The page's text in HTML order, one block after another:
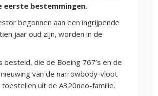
eerste bestemmingen.
begonnen aan een ingrijpende
jaar oud zijn, worden in de
die de Boeing 767’s en de
van de narrowbody-vloot
uit de A320neo-familie.